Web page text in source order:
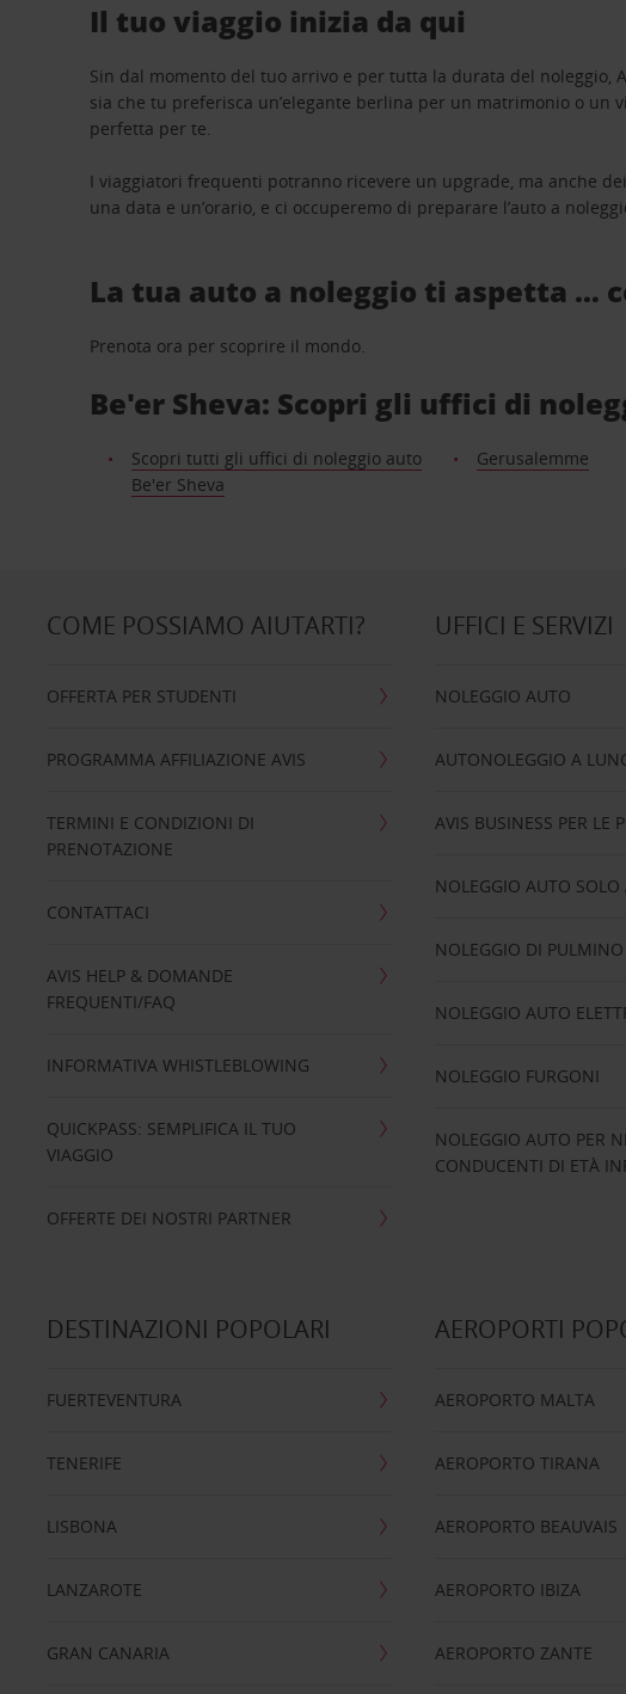
Il tuo viaggio inizia da qui
Sin dal momento del tuo arrivo e per tutta la durata del
sia che tu preferisca un’elegante berlina per un matrimonio o un
perfetta per te.
I viaggiatori frequenti potranno ricevere un upgrade, ma anche
una data e un’orario, e ci occuperemo di preparare l’auto a
La tua auto a noleggio ti aspetta …
Prenota ora per scoprire il mondo.
Be'er Sheva: Scopri gli uffici di
Scopri tutti gli uffici di noleggio auto
Be'er Sheva
Gerusalemme
COME POSSIAMO AIUTARTI?
OFFERTA PER STUDENTI
PROGRAMMA AFFILIAZIONE AVIS
TERMINI E CONDIZIONI DI
PRENOTAZIONE
CONTATTACI
AVIS HELP & DOMANDE
FREQUENTI/FAQ
INFORMATIVA WHISTLEBLOWING
QUICKPASS: SEMPLIFICA IL TUO
VIAGGIO
OFFERTE DEI NOSTRI PARTNER
UFFICI E SERVIZI
NOLEGGIO AUTO
AUTONOLEGGIO A
AVIS BUSINESS PER LE
NOLEGGIO AUTO
NOLEGGIO DI
NOLEGGIO AUTO
NOLEGGIO FURGONI
NOLEGGIO AUTO PER
CONDUCENTI DI ETÀ
DESTINAZIONI POPOLARI
FUERTEVENTURA
TENERIFE
LISBONA
LANZAROTE
GRAN CANARIA
AEROPORTI
AEROPORTO MALTA
AEROPORTO TIRANA
AEROPORTO BEAUVAIS
AEROPORTO IBIZA
AEROPORTO ZANTE